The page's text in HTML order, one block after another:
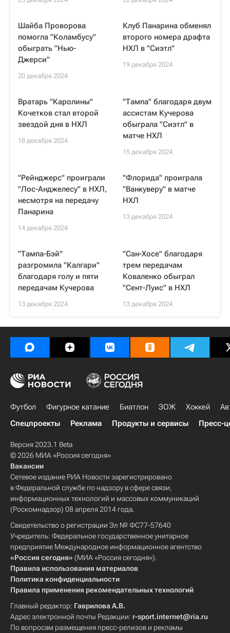
Шайба Проворова
помогла "Коламбусу"
обыграть "Нью-
Джерси"
20 декабря 2024
Клуб Панарина обменял
второго номера драфта
НХЛ в "Сиэтл"
19 декабря 2024
Вратарь "Каролины"
Кочетков стал второй
звездой дня в НХЛ
18 декабря 2024
"Тампа" благодаря двум
ассистам Кучерова
обыграла "Сиэтл" в
матче НХЛ
15 декабря 2024
"Рейнджерс" проиграли
"Лос-Анджелесу" в НХЛ,
несмотря на передачу
Панарина
14 декабря 2024
"Флорида" проиграла
"Ванкуверу" в матче
НХЛ
13 декабря 2024
"Тампа-Бэй"
разгромила "Калгари"
благодаря голу и пяти
передачам Кучерова
13 декабря 2024
"Сан-Хосе" благодаря
трем передачам
Коваленко обыграл
"Сент-Луис" в НХЛ
13 декабря 2024
Футбол Фигурное катание Биатлон ЗОЖ Хоккей
Спецпроекты
Реклама Продукты и сервисы Пресс-
Версия 2023.1 Beta
© 2026 МИА «Россия сегодня»
Вакансии
Сетевое издание РИА Новости зарегистрировано
в Федеральной службе по надзору в сфере связи,
информационных технологий и массовых коммуникаций
(Роскомнадзор) 08 апреля 2014 года.
Свидетельство о регистрации Эл № ФС77-57640
Учредитель: Федеральное государственное унитарное
предприятие Международное информационное агентство
«Россия сегодня» (МИА «Россия сегодня»).
Правила использования материалов
Политика конфиденциальности
Правила применения рекомендательных технологий
Главный редактор: Гаврилова А.В.
Адрес электронной почты Редакции: r-sport.internet@ria.ru
По вопросам размещения пресс-релизов и рекламы